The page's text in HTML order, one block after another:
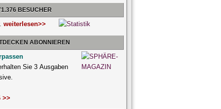
BESUCHER
weiterlesen>>
ABONNIEREN
Sie 3 Ausgaben
>>